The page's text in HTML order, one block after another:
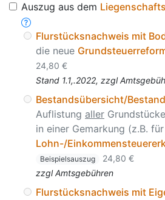
Auszug aus dem
Flurstücksnachweis mit
die neue
24,80 €
Stand 1.1,.2022, zzgl
Bestandsübersicht/
Auflistung aller
in einer Gemarkung (z.B.
Lohn-/
Beispielsauszug
24,80 €
zzgl Amtsgebühren
Flurstücksnachweis mit